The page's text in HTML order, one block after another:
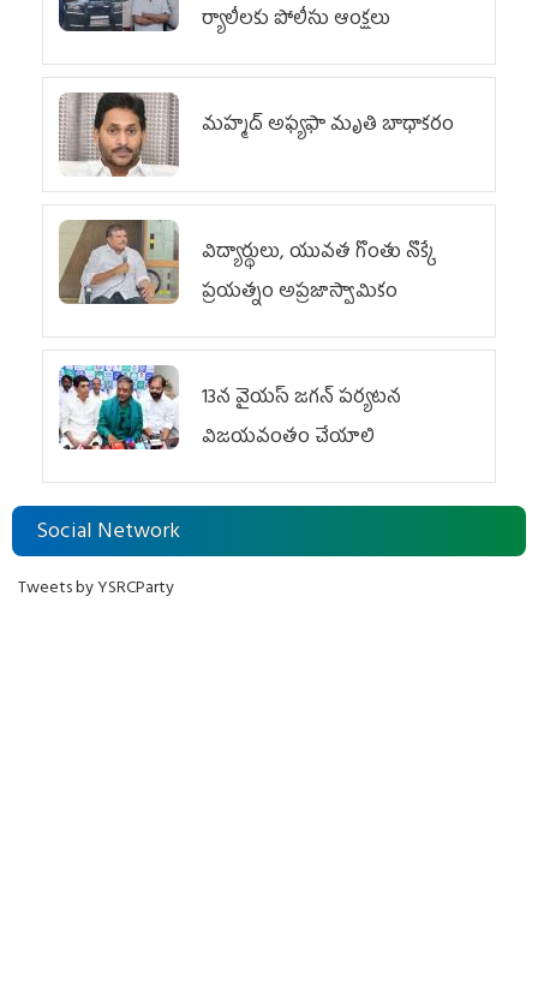
ర్యాలీలకు పోలీసు ఆంక్షలు
మహ్మద్‌ అఫ్యఫా మృతి బాధాకరం
విద్యార్థులు, యువత గొంతు నొక్కే
ప్రయత్నం అప్రజాస్వామికం
13న వైయస్‌ జగన్‌ పర్యటన
విజయవంతం చేయాలి
Social Network
Tweets by YSRCParty